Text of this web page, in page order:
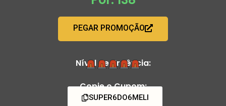
PEGAR PROMOÇÃO
Nível de Urgência:
Copie o Cupom:
SUPER6DO6MELI